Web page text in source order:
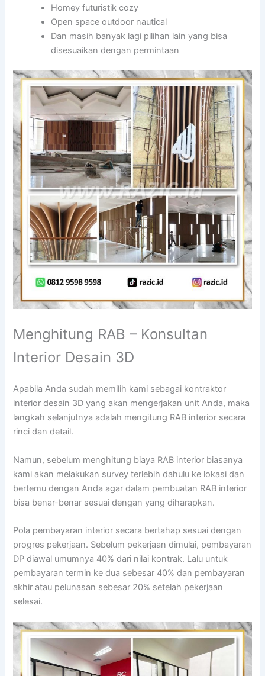
Homey futuristik cozy
Open space outdoor nautical
Dan masih banyak lagi pilihan lain yang bisa
disesuaikan dengan permintaan
Menghitung RAB – Konsultan
Interior Desain 3D
Apabila Anda sudah memilih kami sebagai kontraktor
interior desain 3D yang akan mengerjakan unit Anda, maka
langkah selanjutnya adalah mengitung RAB interior secara
rinci dan detail.
Namun, sebelum menghitung biaya RAB interior biasanya
kami akan melakukan survey terlebih dahulu ke lokasi dan
bertemu dengan Anda agar dalam pembuatan RAB interior
bisa benar-benar sesuai dengan yang diharapkan.
Pola pembayaran interior secara bertahap sesuai dengan
progres pekerjaan. Sebelum pekerjaan dimulai, pembayaran
DP diawal umumnya 40% dari nilai kontrak. Lalu untuk
pembayaran termin ke dua sebesar 40% dan pembayaran
akhir atau pelunasan sebesar 20% setelah pekerjaan
selesai.